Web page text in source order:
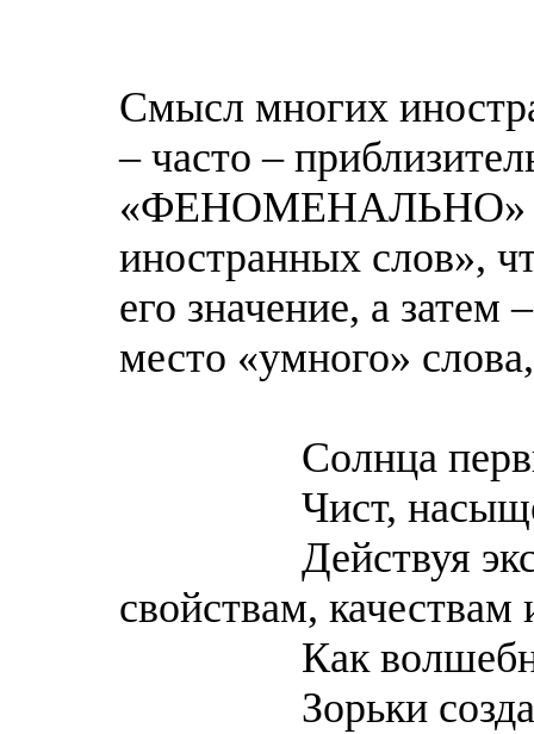
Смысл многих
– часто –
«ФЕНОМЕНАЛЬНО» и
иностранных слов»,
его значение, а затем
место «умного»
Солнца первый
Чист, насыщен,
Действуя
свойствам, качествам
Как
Зорьки